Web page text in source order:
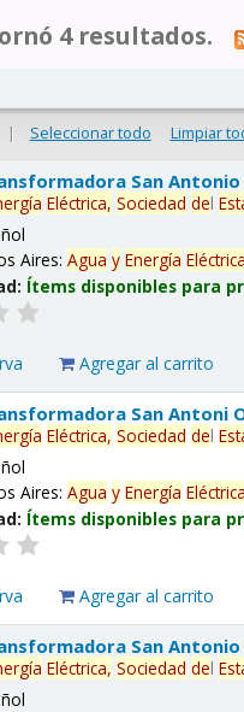
4 resultados.
| Seleccionar todo Limpiar
San
Eléctrica, Sociedad del
Aires:Agua y Energía
Ítems disponibles para
Agregar al carrito
San Antoni
Eléctrica, Sociedad del
Aires:Agua y Energía
Ítems disponibles para
Agregar al carrito
San
Eléctrica, Sociedad del